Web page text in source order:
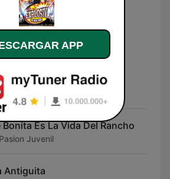
Online
Últimos 30 días
Del Huitlacoche
Juvenil
Bonita Es La Vida Del Rancho
Juvenil
Antiguita
APP